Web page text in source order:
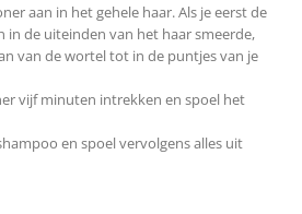
aan in het gehele haar. Als je eerst de
in de uiteinden van het haar smeerde,
van de wortel tot in de puntjes van je
vijf minuten intrekken en spoel het
en spoel vervolgens alles uit